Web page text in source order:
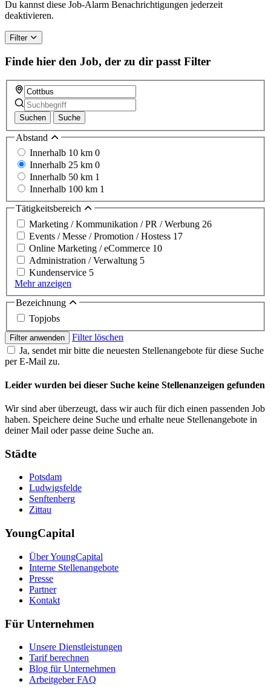
human,
this
field
Du kannst diese Job-Alarm Benachrichtigungen jederzeit
deaktivieren.
Filter
Finde hier den Job, der zu dir passt Filter
Suchen Suche
Abstand
Innerhalb 10 km 0
Innerhalb 25 km 0
Innerhalb 50 km 1
Innerhalb 100 km 1
Tätigkeitsbereich
Marketing / Kommunikation / PR / Werbung 26
Events / Messe / Promotion / Hostess 17
Online Marketing / eCommerce 10
Administration / Verwaltung 5
Kundenservice 5
Mehr anzeigen
Bezeichnung
Topjobs
Filter anwenden
Filter löschen
Ja, sendet mir bitte die neuesten Stellenangebote für diese Suche
per E-Mail zu.
Leider wurden bei dieser Suche keine Stellenanzeigen gefunden
Wir sind aber überzeugt, dass wir auch für dich einen passenden Job
haben. Speichere deine Suche und erhalte neue Stellenangebote in
deiner Mail oder passe deine Suche an.
Städte
Potsdam
Ludwigsfelde
Senftenberg
Zittau
YoungCapital
Über YoungCapital
Interne Stellenangebote
Presse
Partner
Kontakt
Für Unternehmen
Unsere Dienstleistungen
Tarif berechnen
Blog für Unternehmen
Arbeitgeber FAQ